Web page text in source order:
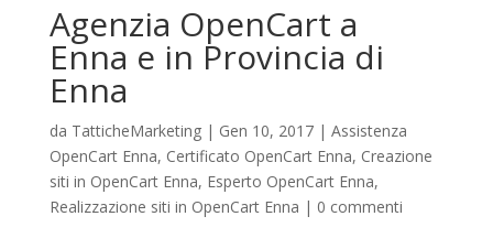
Agenzia OpenCart a
Enna e in Provincia di
Enna
da TatticheMarketing| Gen 10, 2017| Assistenza
OpenCart Enna, Certificato OpenCart Enna, Creazione
siti in OpenCart Enna, Esperto OpenCart Enna,
Realizzazione siti in OpenCart Enna | 0 commenti